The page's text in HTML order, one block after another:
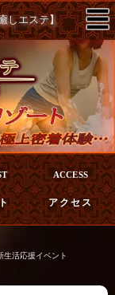
しエステ】
ACCESS
アクセス
生活応援イベント
☰